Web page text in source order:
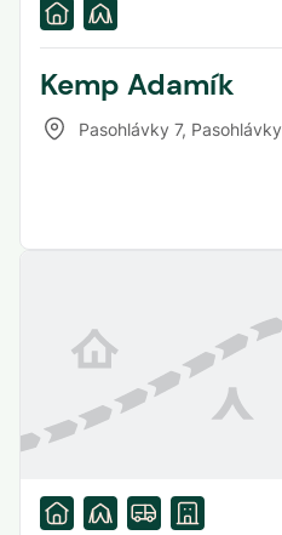
Kemp Adamík
Pasohlávky 7, Pasohlávky